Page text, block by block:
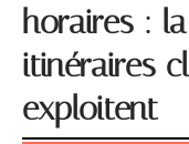
horaires :
itinéraires
exploitent